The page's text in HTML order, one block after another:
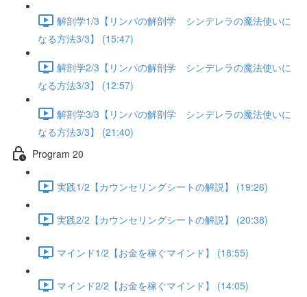
解剖学1/3【リンパの解剖学 シンデレラの魔法使いに
なる方法3/3】 (15:47)
解剖学2/3【リンパの解剖学 シンデレラの魔法使いに
なる方法3/3】 (12:57)
解剖学3/3【リンパの解剖学 シンデレラの魔法使いに
なる方法3/3】 (21:40)
Program 20
実践1/2【カウンセリングシートの解説】 (19:26)
実践2/2【カウンセリングシートの解説】 (20:38)
マインド1/2【お金を稼ぐマインド】 (18:55)
マインド2/2【お金を稼ぐマインド】 (14:05)